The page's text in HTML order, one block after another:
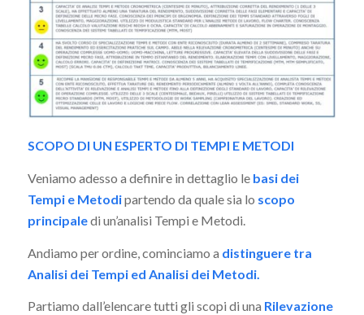
SCOPO DI UN ESPERTO DI TEMPI E METODI
Veniamo adesso a definire in dettaglio le basi dei
Tempi e Metodipartendo da quale sia lo scopo
principaledi un’analisi Tempi e Metodi.
Andiamo per ordine, cominciamo a distinguere tra
Analisi dei Tempi ed Analisi dei Metodi.
Partiamo dall’elencare tutti gli scopi di una Rilevazione